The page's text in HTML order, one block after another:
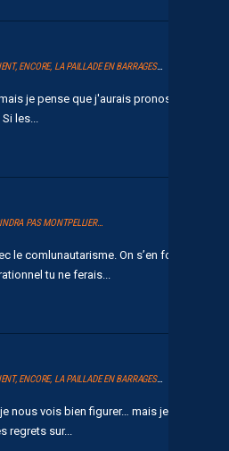
LES BOOKMAKERS ENVOIENT, ENCORE, LA PAILLADE EN BARRAGES D’ACCESSION À LA LIGUE 1
je pense que j'aurais pronostiqué
les...
PAS MONTPELLIER…
le comlunautarisme. On s’en fou de
tu ne ferais...
LES BOOKMAKERS ENVOIENT, ENCORE, LA PAILLADE EN BARRAGES D’ACCESSION À LA LIGUE 1
nous vois bien figurer… mais je n’ai
regrets sur...